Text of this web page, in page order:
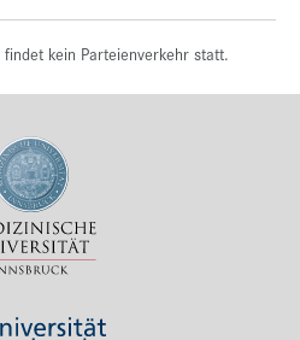
findet kein Parteienverkehr statt.